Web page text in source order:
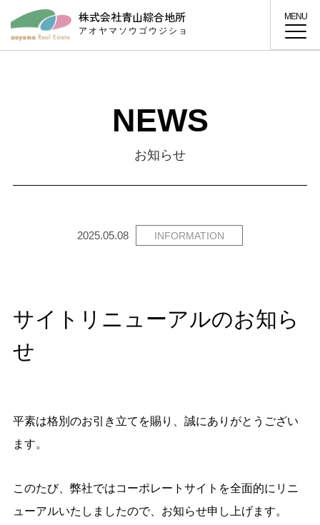
株式会社青山綜合地所
アオヤマソウゴウジショ
MENU
NEWS
お知らせ
2025.05.08 INFORMATION
サイトリニューアルのお知ら
せ
平素は格別のお引き立てを賜り、誠にありがとうござい
ます。
このたび、弊社ではコーポレートサイトを全面的にリニ
ューアルいたしましたので、お知らせ申し上げます。